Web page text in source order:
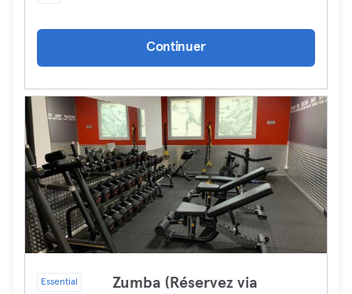
Continuer
Essential
Zumba (Réservez via